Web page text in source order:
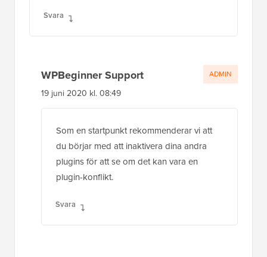
Svara
WPBeginner Support
19 juni 2020 kl. 08:49
Som en startpunkt rekommenderar vi att
du börjar med att inaktivera dina andra
plugins för att se om det kan vara en
plugin-konflikt.
Svara
ADMIN